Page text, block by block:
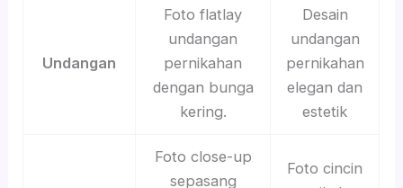
Undangan
Foto flatlay
undangan
pernikahan
dengan bunga
kering.
Desain
undangan
pernikahan
elegan dan
estetik
Foto close-up
sepasang
Foto cincin